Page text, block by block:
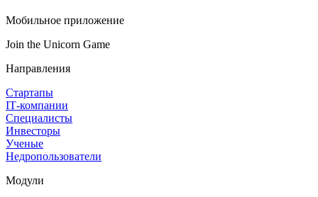
Мобильное приложение
Join the Unicorn Game
Направления
Стартапы
IT‑компании
Специалисты
Инвесторы
Ученые
Недропользователи
Модули